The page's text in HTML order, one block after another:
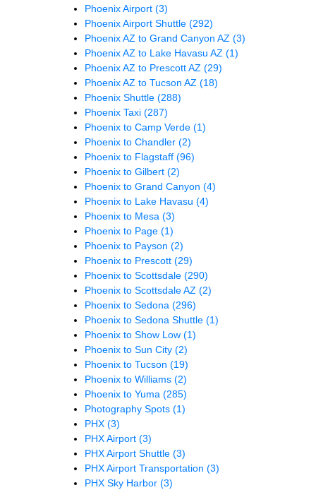
Phoenix Airport (3)
Phoenix Airport Shuttle (292)
Phoenix AZ to Grand Canyon AZ (3)
Phoenix AZ to Lake Havasu AZ (1)
Phoenix AZ to Prescott AZ (29)
Phoenix AZ to Tucson AZ (18)
Phoenix Shuttle (288)
Phoenix Taxi (287)
Phoenix to Camp Verde (1)
Phoenix to Chandler (2)
Phoenix to Flagstaff (96)
Phoenix to Gilbert (2)
Phoenix to Grand Canyon (4)
Phoenix to Lake Havasu (4)
Phoenix to Mesa (3)
Phoenix to Page (1)
Phoenix to Payson (2)
Phoenix to Prescott (29)
Phoenix to Scottsdale (290)
Phoenix to Scottsdale AZ (2)
Phoenix to Sedona (296)
Phoenix to Sedona Shuttle (1)
Phoenix to Show Low (1)
Phoenix to Sun City (2)
Phoenix to Tucson (19)
Phoenix to Williams (2)
Phoenix to Yuma (285)
Photography Spots (1)
PHX (3)
PHX Airport (3)
PHX Airport Shuttle (3)
PHX Airport Transportation (3)
PHX Sky Harbor (3)